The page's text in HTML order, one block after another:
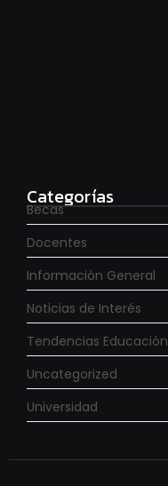
Categorías
Becas
Docentes
Información General
Noticias de Interés
Tendencias Educación
Uncategorized
Universidad